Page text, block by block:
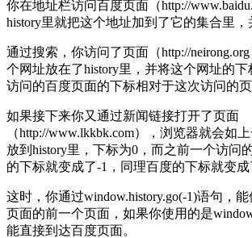
你在地址栏访问百度页面（http://
history里就把这个地址加到了它的集合里
通过搜索，你访问了页面（http://
个网址放在了history里，并将这个网址的
访问的百度页面的下标相对于这次访问的
如果接下来你又通过新闻链接打开了页面
（http://www.lkkbk.com），浏览器就会如
放到history里，下标为0，而之前一个访问
的下标就变成了-1，同理百度的下标就变成
这时，你通过window.history.go(-1)语句，
页面的前一个页面，如果你使用的是
能直接到达百度页面。